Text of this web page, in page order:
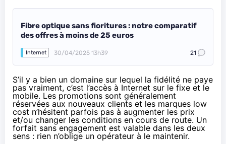
Fibre optique sans fioritures : notre comparatif
des offres à moins de 25 euros
Internet 30/04/2025 13h39 21
S’il y a bien un domaine sur lequel la fidélité ne paye
pas vraiment, c’est l’accès à Internet sur le fixe et le
mobile. Les promotions sont généralement
réservées aux nouveaux clients et les marques low
cost n’hésitent parfois pas à augmenter les prix
et/ou changer les conditions en cours de route. Un
forfait sans engagement est valable dans les deux
sens : rien n’oblige un opérateur à le maintenir.